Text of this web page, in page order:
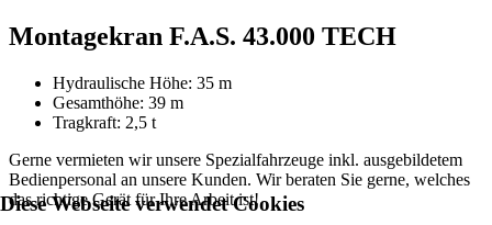
Montagekran F.A.S. 43.000 TECH
Hydraulische Höhe: 35 m
Gesamthöhe: 39 m
Tragkraft: 2,5 t
Gerne vermieten wir unsere Spezialfahrzeuge inkl. ausgebildetem
Bedienpersonal an unsere Kunden. Wir beraten Sie gerne, welches
das richtige Gerät für Ihre Arbeit ist!
Diese Webseite verwendet Cookies